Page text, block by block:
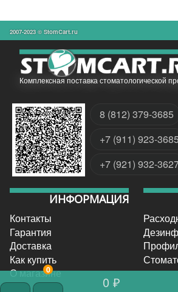
2007-2023 © StomCart.ru
Комплексная поставка стоматологической
8 (812) 379-3685
+7 (911) 923-3685
+7 (921) 932-
ИНФОРМАЦИЯ
Контакты
Гарантия
Доставка
Как купить
О магазине
0
0 ₽